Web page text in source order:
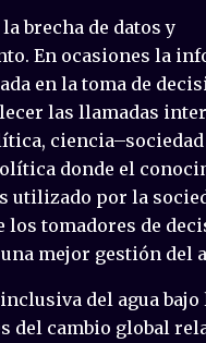
brecha de datos y
En ocasiones la
en la toma de
las llamadas
ciencia–sociedad
donde el
utilizado por la
los tomadores de
mejor gestión del
del agua bajo
del cambio global